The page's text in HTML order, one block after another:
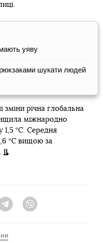
уяву
рюкзаками шукати людей
зміни річна глобальна
міжнародно
1,5 °C. Середня
°C вищою за
Telegram